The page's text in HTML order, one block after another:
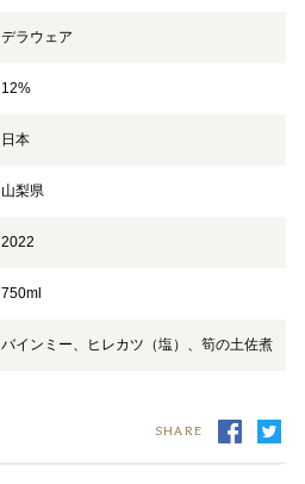
デラウェア
12%
日本
山梨県
2022
750ml
バインミー、ヒレカツ（塩）、筍の土佐煮
SHARE